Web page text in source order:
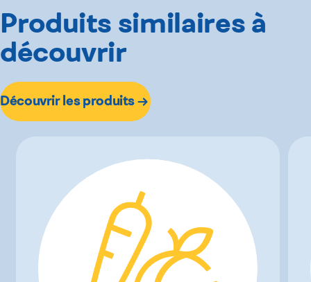
Produits similaires à
découvrir
Découvrir les produits